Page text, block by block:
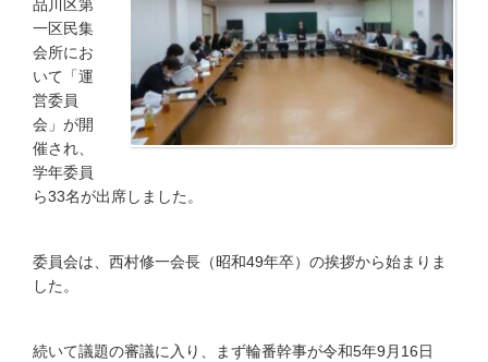
品川区第
一区民集
会所にお
いて「運
営委員
会」が開
催され、
学年委員
ら33名が出席しました。
委員会は、西村修一会長（昭和49年卒）の挨拶から始まりま
した。
続いて議題の審議に入り、まず輪番幹事が令和5年9月16日